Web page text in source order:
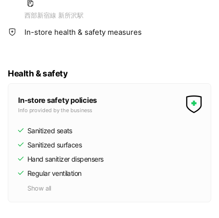
西部新宿線 新所沢駅
In-store health & safety measures
Health & safety
In-store safety policies
Info provided by the business
Sanitized seats
Sanitized surfaces
Hand sanitizer dispensers
Regular ventilation
Show all